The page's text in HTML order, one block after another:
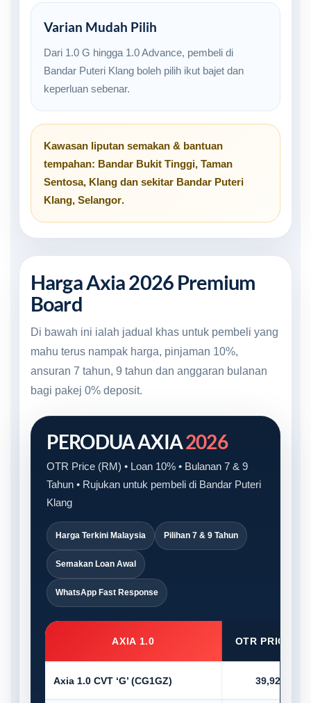
Varian Mudah Pilih
Dari 1.0 G hingga 1.0 Advance, pembeli di
Bandar Puteri Klang boleh pilih ikut bajet dan
keperluan sebenar.
Kawasan liputan semakan & bantuan
tempahan: Bandar Bukit Tinggi, Taman
Sentosa, Klang dan sekitar Bandar Puteri
Klang, Selangor.
Harga Axia 2026 Premium
Board
Di bawah ini ialah jadual khas untuk pembeli yang
mahu terus nampak harga, pinjaman 10%,
ansuran 7 tahun, 9 tahun dan anggaran bulanan
bagi pakej 0% deposit.
PERODUA AXIA2026
OTR Price (RM) • Loan 10% • Bulanan 7 & 9
Tahun • Rujukan untuk pembeli di Bandar Puteri
Klang
Harga Terkini Malaysia Pilihan 7 & 9 Tahun
Semakan Loan Awal
WhatsApp Fast Response
AXIA 1.0 OTR PRICE
Axia 1.0 CVT ‘G’ (CG1GZ) 39,920.00